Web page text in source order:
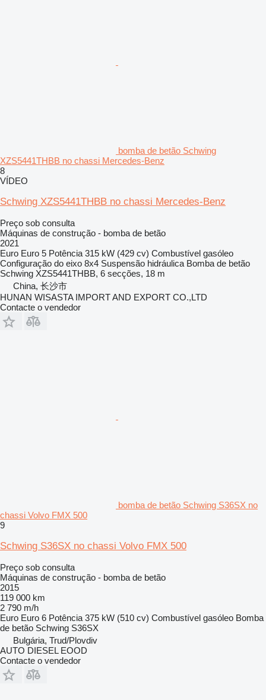
bomba de betão Schwing
XZS5441THBB no chassi Mercedes-Benz
8
VÍDEO
Schwing XZS5441THBB no chassi Mercedes-Benz
Preço sob consulta
Máquinas de construção - bomba de betão
2021
Euro Euro 5 Potência 315 kW (429 cv) Combustível gasóleo
Configuração do eixo 8x4 Suspensão hidráulica Bomba de betão
Schwing XZS5441THBB, 6 secções, 18 m
China, 长沙市
HUNAN WISASTA IMPORT AND EXPORT CO.,LTD
Contacte o vendedor
bomba de betão Schwing S36SX no
chassi Volvo FMX 500
9
Schwing S36SX no chassi Volvo FMX 500
Preço sob consulta
Máquinas de construção - bomba de betão
2015
119 000 km
2 790 m/h
Euro Euro 6 Potência 375 kW (510 cv) Combustível gasóleo Bomba
de betão Schwing S36SX
Bulgária, Trud/Plovdiv
AUTO DIESEL EOOD
Contacte o vendedor